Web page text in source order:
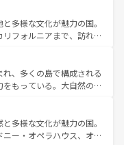
スならではのユニークな
でなく町歩きも満喫する
ため物価も高いが、旅行
できる。 なお、新
覧 を参照してほしい。
多様な文化が魅力の国。
フォルニアまで、訪れる
ッピング、エンターテイ
ットだ。一方、アメリカ
ドキャニオンやイエロー
と美食が融合した独特の
各地域で異なる魅力を楽
歴史を感じることができ
、多くの島で構成される
もっている。大自然の神
の観光地といえばオアフ
マウイ島やカウアイ島が
輝く海をはじめ、豊かな
多様な文化が魅力の国。
ー・オペラハウス、オー